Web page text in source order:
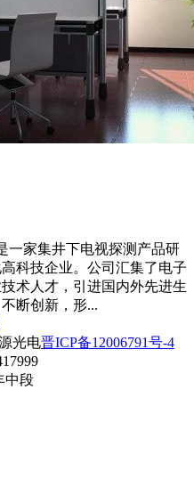
家集井下电视探测产品研
科技企业。公司汇集了电子
术人才，引进国内外先进生
断创新，形...
光电晋ICP备12006791号-4
中段